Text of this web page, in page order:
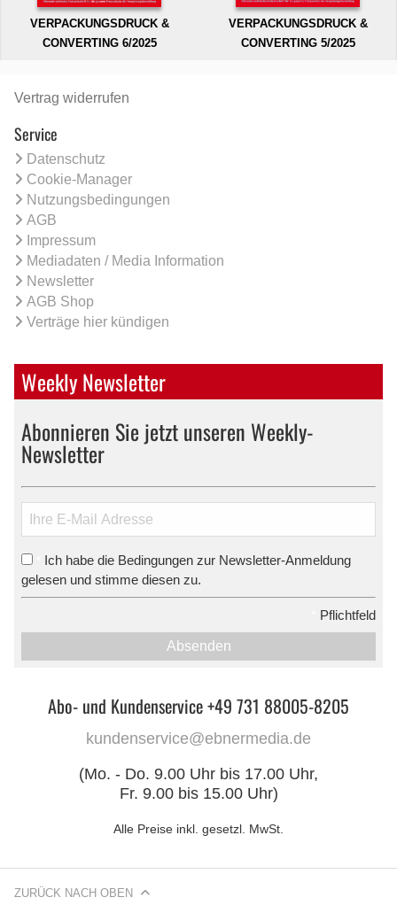
VERPACKUNGSDRUCK &
CONVERTING 6/2025
VERPACKUNGSDRUCK &
CONVERTING 5/2025
Vertrag widerrufen
Service
Datenschutz
Cookie-Manager
Nutzungsbedingungen
AGB
Impressum
Mediadaten / Media Information
Newsletter
AGB Shop
Verträge hier kündigen
Weekly Newsletter
Abonnieren Sie jetzt unseren Weekly-
Newsletter
Ich habe die Bedingungen zur Newsletter-Anmeldung
gelesen und stimme diesen zu.
Pflichtfeld
Absenden
Abo- und Kundenservice +49 731 88005-8205
kundenservice@ebnermedia.de
(Mo. - Do. 9.00 Uhr bis 17.00 Uhr,
Fr. 9.00 bis 15.00 Uhr)
Alle Preise inkl. gesetzl. MwSt.
ZURÜCK NACH OBEN